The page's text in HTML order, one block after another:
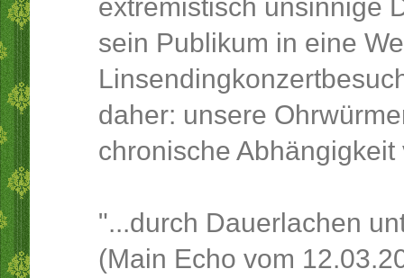
extremistisch unsinnige
sein Publikum in eine
daher: unsere
chronische
"...durch Dauerlachen
(Main Echo vom